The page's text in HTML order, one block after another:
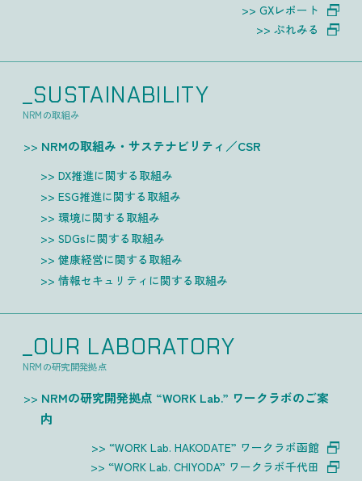
GXレポート
ぷれみる
_SUSTAINABILITY
NRMの取組み
NRMの取組み・サステナビリティ／CSR
DX推進に関する取組み
ESG推進に関する取組み
環境に関する取組み
SDGsに関する取組み
健康経営に関する取組み
情報セキュリティに関する取組み
_OUR LABORATORY
NRMの研究開発拠点
NRMの研究開発拠点 “WORK Lab.” ワークラボのご案
内
“WORK Lab. HAKODATE” ワークラボ函館
“WORK Lab. CHIYODA” ワークラボ千代田